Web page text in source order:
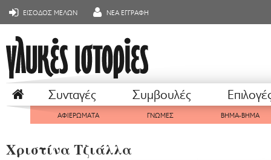
ΕΙΣΟΔΟΣ ΜΕΛΩΝ ΝΕΑ ΕΓΓΡΑΦΗ
Συνταγές Συμβουλές
ΑΦΙΕΡΩΜΑΤΑ ΓΝΩΜΕΣ ΒΗΜΑ-ΒΗΜΑ
Χριστίνα Τζιάλλα